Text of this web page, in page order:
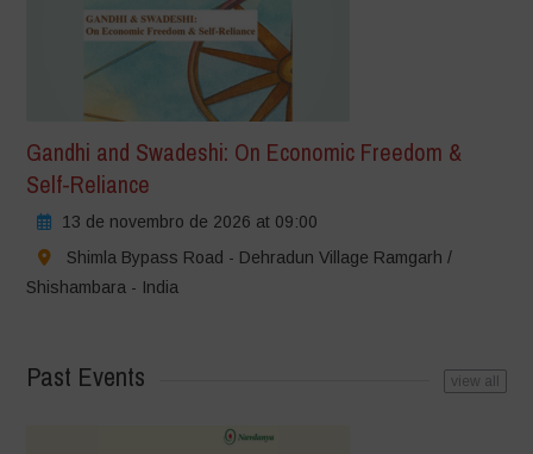
Gandhi and Swadeshi: On Economic Freedom &
Self-Reliance
13 de novembro de 2026 at 09:00
Shimla Bypass Road - Dehradun Village Ramgarh /
Shishambara - India
Past Events view all